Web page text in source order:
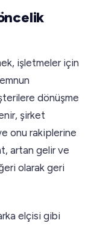
işletmeler için
dönüşme
şirket
onu rakiplerine
artan gelir ve
olarak geri
elçisi gibi